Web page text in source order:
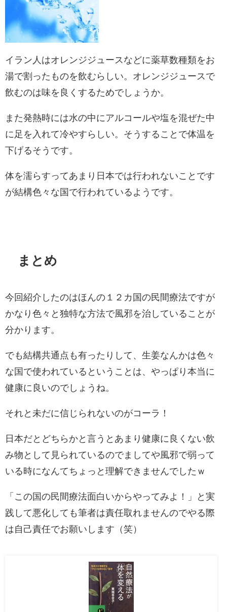
イラン人はオレンジジュースなどに薬草数種類をお
湯で割ったものを飲むらしい。オレンジジュースで
飲むのは味を良くするためでしょうか。
また発熱時には水の中にアルコールや塩を混ぜた中
に足を入れて冷やすらしい。そうすることで体温を
下げるそうです。
体を濡らすってあまり日本では行われないことです
が結構色々な国で行われているようです。
まとめ
今回紹介したのはほんの１２カ国の民間療法ですが
かなり色々と独特な方法で風邪を治していることが
分かります。
でも結構共通点も有ったりして、生姜なんかは色々
な国で使われているということは、やっぱり本当に
健康に良いのでしょうね。
それと未だに信じられないのがコーラ！
日本だとどちらかと言うとあまり健康に良くない飲
み物として見られているのでましてや風邪で弱って
いる時になんてちょっと理解できませんでしたｗ
「この国の民間療法面白いからやってみよ！」と実
践して悪化しても筆者は責任取れませんのでやる際
は自己責任でお願いします（笑）